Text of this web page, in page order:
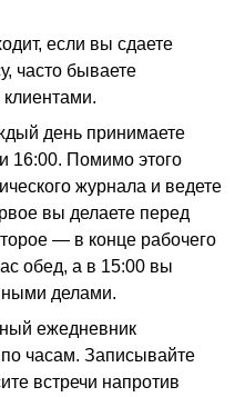
если вы сдаете
часто бываете
клиентами.
день принимаете
16:00. Помимо этого
журнала и ведете
вы делаете перед
— в конце рабочего
обед, а в 15:00 вы
делами.
ежедневник
часам. Записывайте
встречи напротив